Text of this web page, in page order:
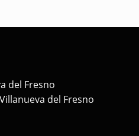
del Fresno
del Fresno